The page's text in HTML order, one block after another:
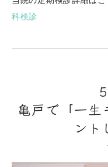
科検診
亀戸で「一生
ント